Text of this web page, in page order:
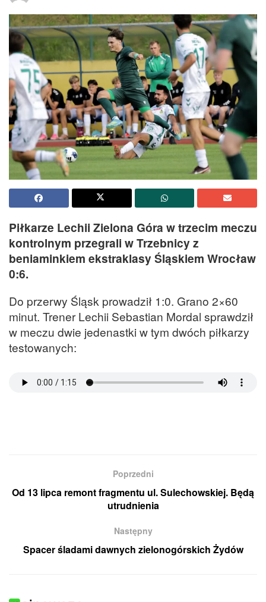
Piłkarze Lechii Zielona Góra w trzecim meczu
kontrolnym przegrali w Trzebnicy z
beniaminkiem ekstraklasy Śląskiem Wrocław
0:6.
Do przerwy Śląsk prowadził 1:0. Grano 2×60
minut. Trener Lechii Sebastian Mordal sprawdził
w meczu dwie jedenastki w tym dwóch piłkarzy
testowanych:
Poprzedni
Od 13 lipca remont fragmentu ul. Sulechowskiej. Będą
utrudnienia
Następny
Spacer śladami dawnych zielonogórskich Żydów